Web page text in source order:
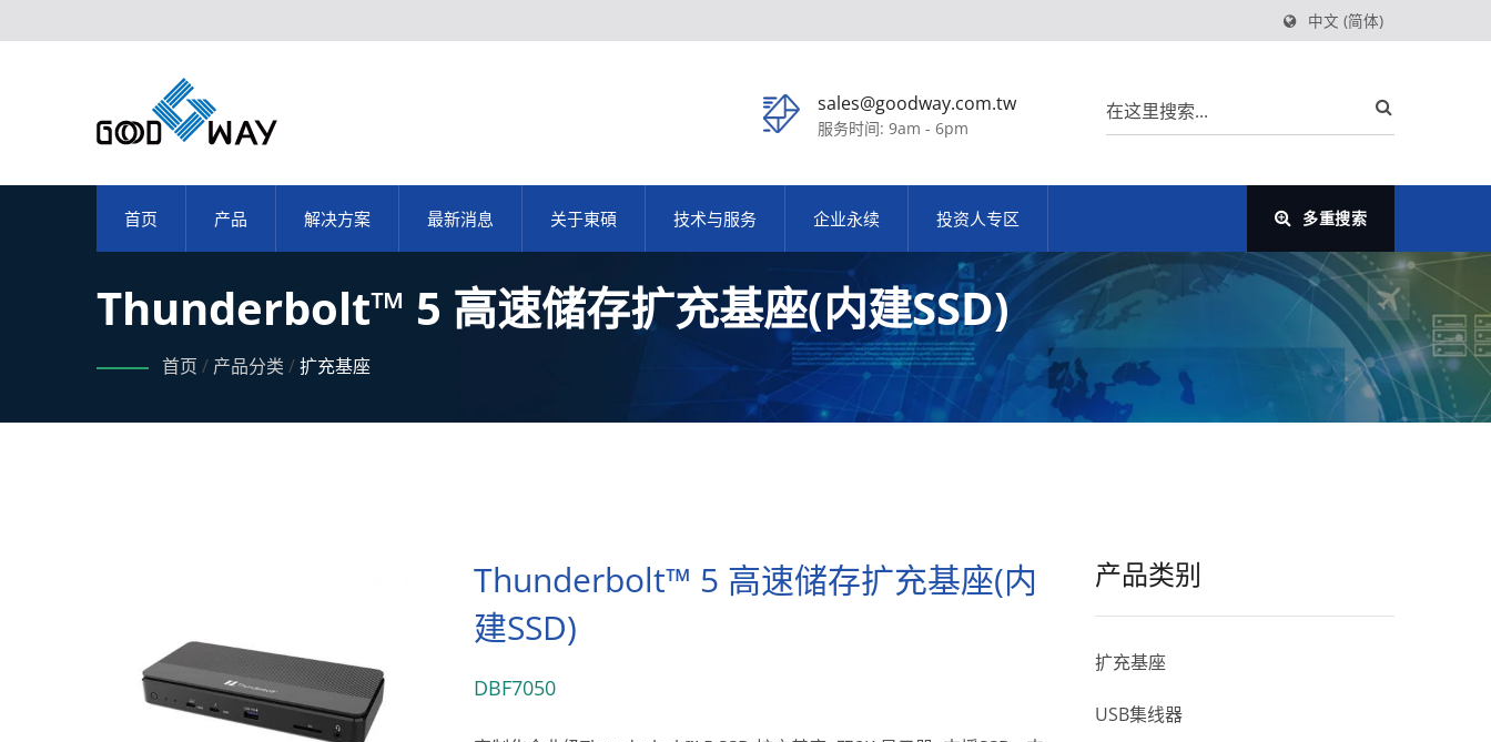
中文 (简体)
sales@goodway.com.tw
服务时间: 9am - 6pm
首页 产品 解决方案 最新消息 关于東碩 技术与服务 企业永续 投资人专区 多重搜索
Thunderbolt™ 5 高速储存扩充基座(内建SSD)
首页 / 产品分类 /扩充基座
Thunderbolt™ 5 高速储存扩充基座(内
建SSD)
DBF7050
产品类别
扩充基座
USB集线器